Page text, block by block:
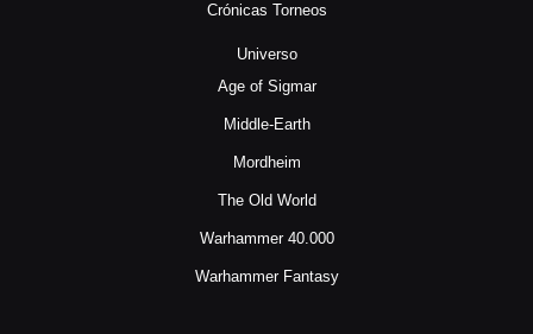
Crónicas Torneos
Universo
Age of Sigmar
Middle-Earth
Mordheim
The Old World
Warhammer 40.000
Warhammer Fantasy